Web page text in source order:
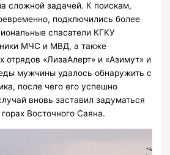
сложной задачей. К поискам,
подключились более
спасатели КГКУ
МЧС и МВД, а также
отрядов «ЛизаАлерт» и «Азимут» и
мужчины удалось обнаружить с
после чего его успешно
вновь заставил задуматься
Восточного Саяна.